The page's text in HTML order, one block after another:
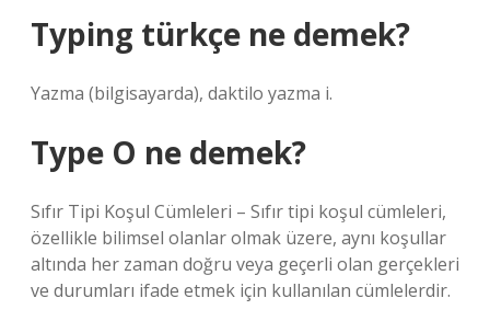
Typing türkçe ne demek?
Yazma (bilgisayarda), daktilo yazma i.
Type O ne demek?
Sıfır Tipi Koşul Cümleleri – Sıfır tipi koşul cümleleri,
özellikle bilimsel olanlar olmak üzere, aynı koşullar
altında her zaman doğru veya geçerli olan gerçekleri
ve durumları ifade etmek için kullanılan cümlelerdir.